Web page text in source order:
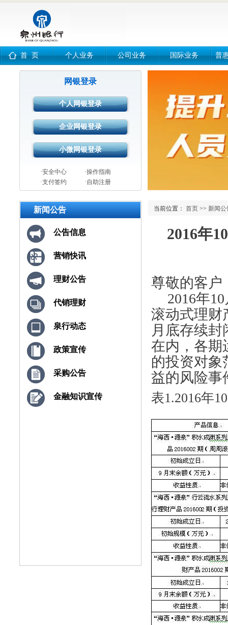
个人业务 公司业务 国际业务 普
首 页
网银登录
·安全中心
·操作指南
·支付签约
·自助注册
新闻公告
公告信息
营销快讯
理财公告
代销理财
泉行动态
政策宣传
采购公告
金融知识宣传
当前位置： 首页 >> 新闻公
2016年
尊敬的客户
2016年
滚动式理财
月底存续
在内，各期
的投资对象
益的风险事
表1.2016年